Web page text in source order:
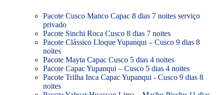
Pacote Cusco Manco Capac 8 dias 7 noites serviço
privado
Pacote Sinchi Roca Cusco 8 dias 7 noites
Pacote Clássico Lloque Yupanqui – Cusco 9 dias 8
noites
Pacote Mayta Capac Cusco 5 dias 4 noites
Pacote Capac Yupanqui – Cusco 5 dias 4 noites
Pacote Trilha Inca Capac Yupanqui - Cusco 9 dias 8
noites